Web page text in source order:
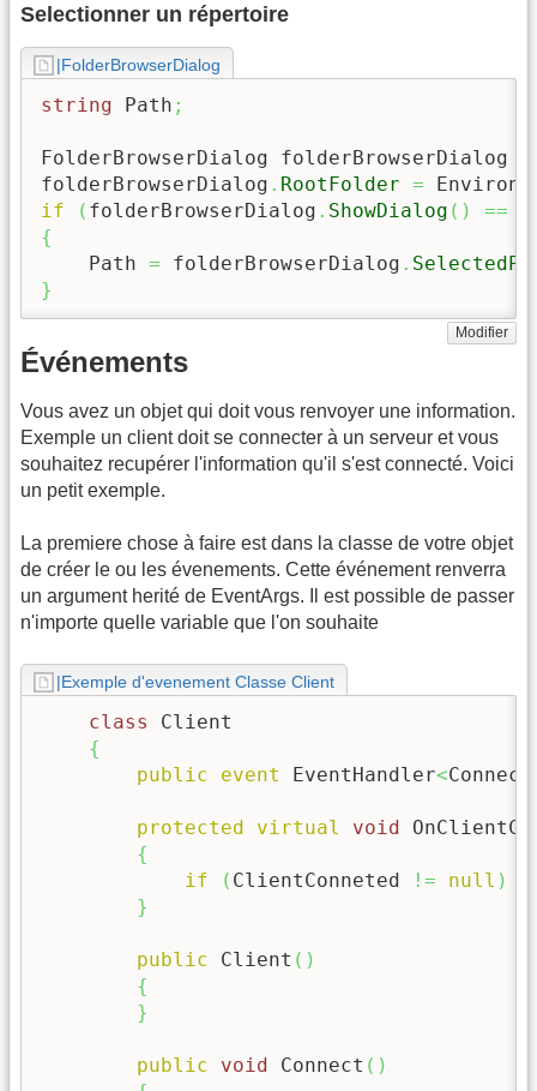
Selectionner un répertoire
|FolderBrowserDialog
string Path ;
FolderBrowserDialog folderBrowserDialog
folderBrowserDialog . RootFolder =
if
( folderBrowserDialog . ShowDialog ( ) ==
{
    Path
= folderBrowserDialog .
}
Modifier
Événements
Vous avez un objet qui doit vous renvoyer une information.
Exemple un client doit se connecter à un serveur et vous
souhaitez recupérer l'information qu'il s'est connecté. Voici
un petit exemple.
La premiere chose à faire est dans la classe de votre objet
de créer le ou les évenements. Cette événement renverra
un argument herité de EventArgs. Il est possible de passer
n'importe quelle variable que l'on souhaite
|Exemple d'evenement Classe Client
class
Client
{
public
event EventHandler<
protected virtual void
{
if
( ClientConneted != null )
}
public Client ( )
{
}
public void Connect ( )